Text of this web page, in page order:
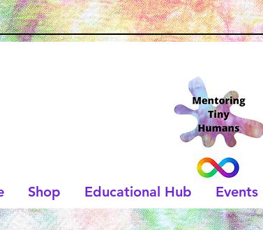
Shop Educational Hub Events